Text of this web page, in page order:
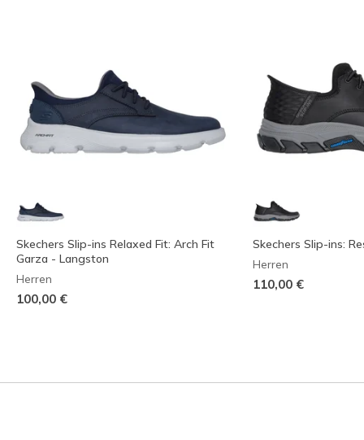
Skechers Slip-ins Relaxed Fit: Arch Fit
Garza - Langston
Herren
100,00 €
Skechers Slip-ins:
Herren
110,00 €